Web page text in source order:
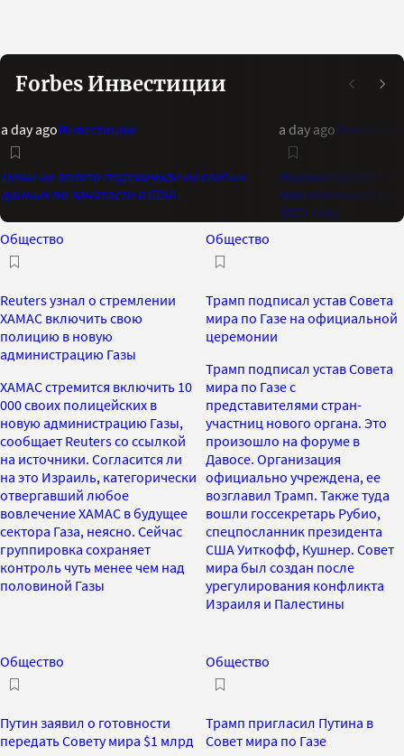
Forbes Инвестиции
a day agoИнвестиции
Цены на золото подскочили на слабых
данных по занятости в США
a day ago
Индикатор Bank of
максимальный
2021 года
Общество
Reuters узнал о стремлении
ХАМАС включить свою
полицию в новую
администрацию Газы
ХАМАС стремится включить 10
000 своих полицейских в
новую администрацию Газы,
сообщает Reuters со ссылкой
на источники. Согласится ли
на это Израиль, категорически
отвергавший любое
вовлечение ХАМАС в будущее
сектора Газа, неясно. Сейчас
группировка сохраняет
контроль чуть менее чем над
половиной Газы
Общество
Трамп подписал устав Совета
мира по Газе на официальной
церемонии
Трамп подписал устав Совета
мира по Газе с
представителями стран-
участниц нового органа. Это
произошло на форуме в
Давосе. Организация
официально учреждена, ее
возглавил Трамп. Также туда
вошли госсекретарь Рубио,
спецпосланник президента
США Уиткофф, Кушнер. Совет
мира был создан после
урегулирования конфликта
Израиля и Палестины
Общество
Путин заявил о готовности
передать Совету мира $1 млрд
Общество
Трамп пригласил Путина в
Совет мира по Газе